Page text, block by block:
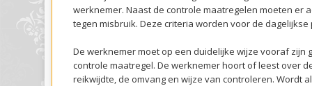
werknemer. Naast de controle maatregelen moeten er
tegen misbruik. Deze criteria worden voor de
De werknemer moet op een duidelijke wijze vooraf zijn
controle maatregel. De werknemer hoort of leest over
reikwijdte, de omvang en wijze van controleren. Wordt